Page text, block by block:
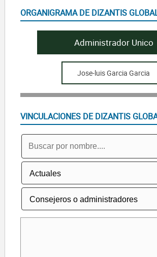
ORGANIGRAMA DE DIZANTIS
Administrador Unico
Jose-luis Garcia Garcia
VINCULACIONES DE DIZANTIS